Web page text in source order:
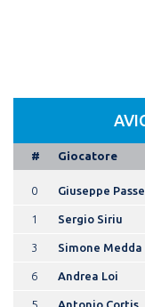
# Giocatore
0 Giuseppe
1 Sergio Siriu
3 Simone Medda
6 Andrea Loi